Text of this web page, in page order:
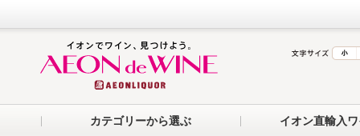
カテゴリーから選ぶ イオン直輸入